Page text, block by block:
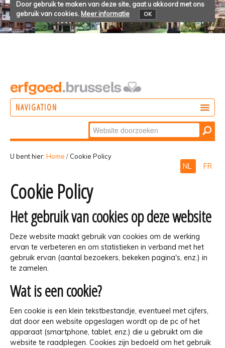
Door gebruik te maken van deze site, gaat u akkoord met ons
gebruik van cookies. Meer informatie OK
NAVIGATION
Zoek
Geavanceerd
zoeken...
U bent hier: Home / Cookie Policy
NL FR
Cookie Policy
Het gebruik van cookies op deze website
Deze website maakt gebruik van cookies om de werking
ervan te verbeteren en om statistieken in verband met het
gebruik ervan (aantal bezoekers, bekeken pagina's, enz.) in
te zamelen.
Wat is een cookie?
Een cookie is een klein tekstbestandje, eventueel met cijfers,
dat door een website opgeslagen wordt op de pc of het
apparaat (smartphone, tablet, enz.) die u gebruikt om die
website te raadplegen. Cookies zijn bedoeld om het gebruik